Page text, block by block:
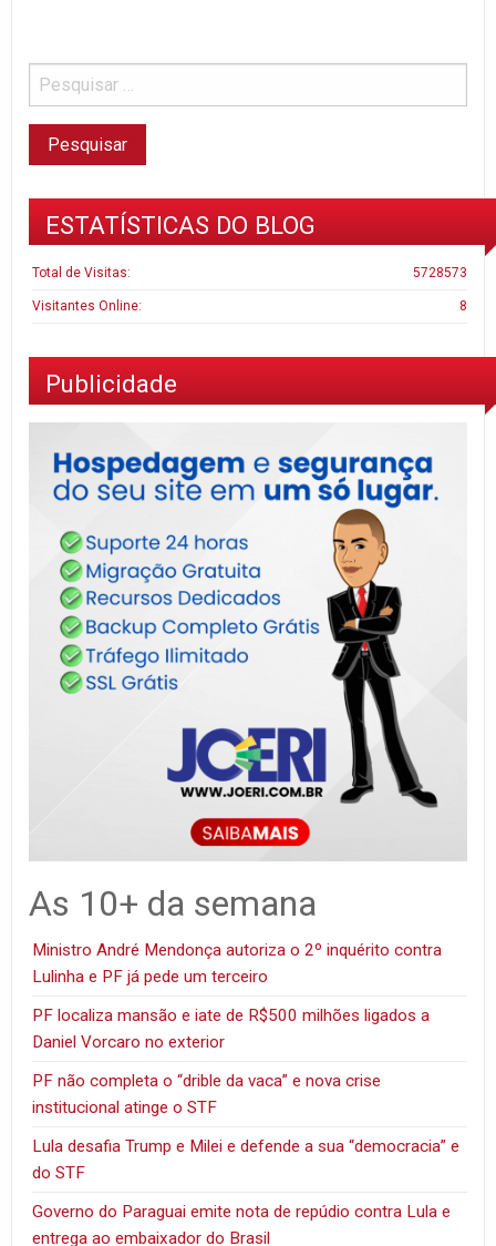
ESTATÍSTICAS DO BLOG
5728573
Total de Visitas:
8
Visitantes Online:
Publicidade
As 10+ da semana
Ministro André Mendonça autoriza o 2º inquérito contra
Lulinha e PF já pede um terceiro
PF localiza mansão e iate de R$500 milhões ligados a
Daniel Vorcaro no exterior
PF não completa o “drible da vaca” e nova crise
institucional atinge o STF
Lula desafia Trump e Milei e defende a sua “democracia” e
do STF
Governo do Paraguai emite nota de repúdio contra Lula e
entrega ao embaixador do Brasil